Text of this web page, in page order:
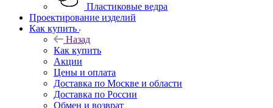
Пластиковые ведра
Проектирование изделий
Как купить
Назад
Как купить
Акции
Цены и оплата
Доставка по Москве и области
Доставка по России
Обмен и возврат